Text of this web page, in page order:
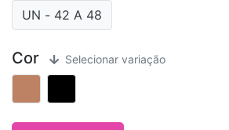
UN - 42 A 48
Cor Selecionar variação